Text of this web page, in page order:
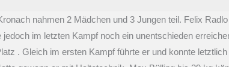
nahmen 2 Mädchen und 3 Jungen teil. Felix
im letzten Kampf noch ein unentschieden
. Gleich im ersten Kampf führte er und konnte